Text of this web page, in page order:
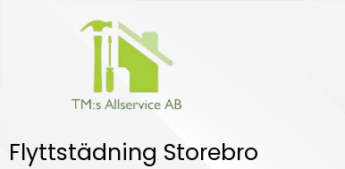
Flyttstädning Storebro